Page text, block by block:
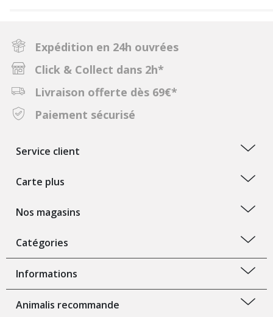
Expédition en 24h ouvrées
Click & Collect dans 2h*
Livraison offerte dès 69€*
Paiement sécurisé
Service client
Carte plus
Nos magasins
Catégories
Informations
Animalis recommande